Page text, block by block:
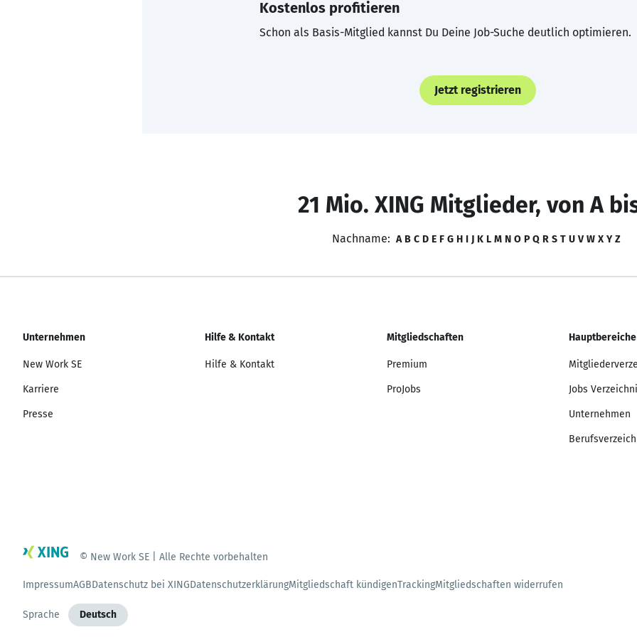
Kostenlos profitieren
Schon als Basis-Mitglied kannst Du Deine Job-Suche deutlich optimieren.
Jetzt registrieren
21 Mio. XING Mitglieder, von A
Nachname: A B C D E F G H I J K L M N O P Q R S T U V W X Y Z
Unternehmen
New Work SE
Karriere
Presse
Hilfe & Kontakt
Hilfe & Kontakt
Mitgliedschaften
Premium
ProJobs
Hauptbereiche
Jobs
Unternehmen
© New Work SE | Alle Rechte vorbehalten
ImpressumAGBDatenschutz bei XINGDatenschutzerklärungMitgliedschaft kündigenTrackingMitgliedschaften widerrufen
Sprache Deutsch